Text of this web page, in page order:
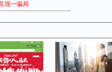
现一骗局